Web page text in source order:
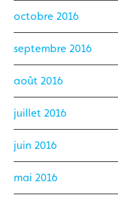
octobre 2016
septembre 2016
août 2016
juillet 2016
juin 2016
mai 2016